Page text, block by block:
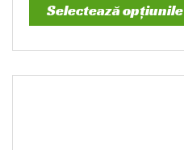
Selectează opțiunile